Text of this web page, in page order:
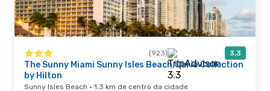
(923) 3,3
The Sunny Miami Sunny Isles Beach,Curio Collection
by Hilton
Sunny Isles Beach · 1,3 km de centro da cidade